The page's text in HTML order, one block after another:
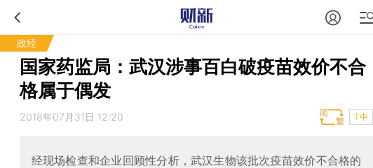
政经
国家药监局：武汉涉事百白破疫苗效价不合
格属于偶发
2018年07月31日 12:20 T中
经现场检查和企业回顾性分析，武汉生物该批次疫苗效价不合格的